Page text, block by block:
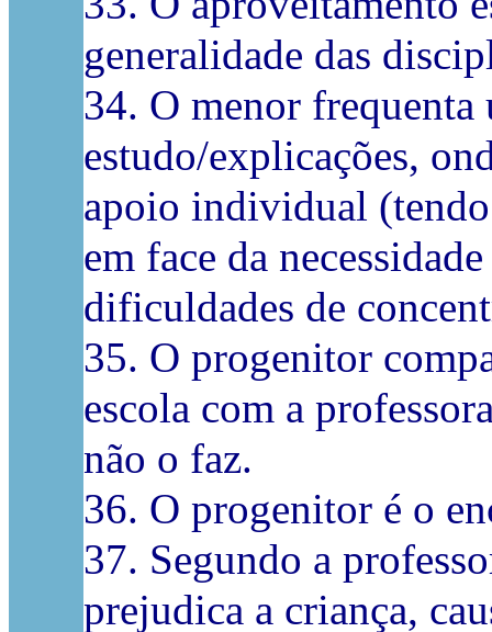
generalidade das
34. O menor
estudo/explicações,
apoio individual
em face da
dificuldades de
35. O progenitor
escola com a
não o faz.
36. O progenitor é o
37. Segundo a
prejudica a criança,